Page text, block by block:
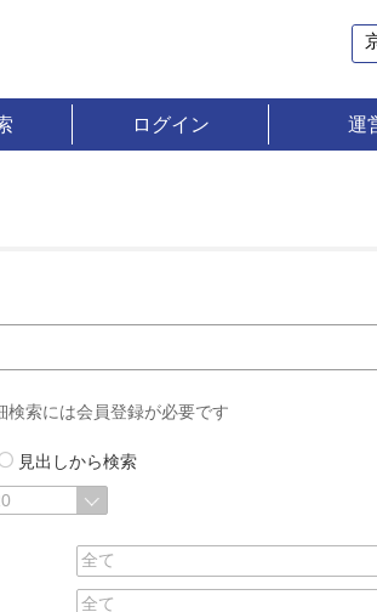
ログイン 運
検索には会員登録が必要です
見出しから検索